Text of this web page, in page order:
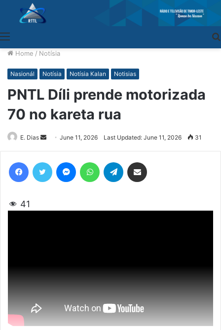
Home / Notísia
Nasionál Notísia Notísia Kalan Notisias
PNTL Díli prende motorizada
70 no kareta rua
E. Dias
Send
an
June 11, 2026 Last Updated: June 11, 2026 31
41